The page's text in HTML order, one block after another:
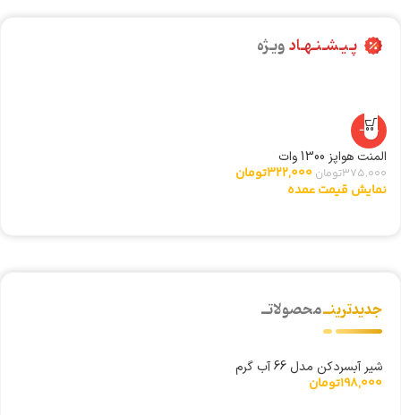
پـیـشـنـهـادویـژه
-14%
المنت هواپز 1300 وات
375,000تومان 322,000تومان
نمایش قیمت عمده
جدیدترینــمحصولاتــ
شیر آبسردکن مدل 66 آب گرم
198,000تومان